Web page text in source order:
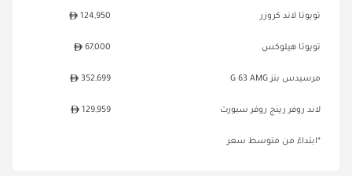
تويوتا لاند كروزر 124,950
تويوتا هيلوكس 67,000
مرسيدس بنز G 63 AMG 352,699
لاند روفر رينج روفر سبورت 129,959
*ابتداءً من متوسط سعر